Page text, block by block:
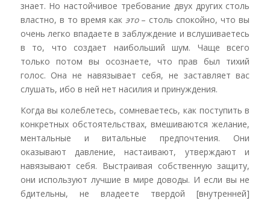
знает. Но настойчивое требование двух других столь
властно, в то время как это – столь спокойно, что вы
очень легко впадаете в заблуждение и вслушиваетесь
в то, что создает наибольший шум. Чаще всего
только потом вы осознаете, что прав был тихий
голос. Она не навязывает себя, не заставляет вас
слушать, ибо в ней нет насилия и принуждения.
Когда вы колеблетесь, сомневаетесь, как поступить в
конкретных обстоятельствах, вмешиваются желание,
ментальные и витальные предпочтения. Они
оказывают давление, настаивают, утверждают и
навязывают себя. Выстраивая собственную защиту,
они используют лучшие в мире доводы. И если вы не
бдительны, не владеете твердой [внутренней]